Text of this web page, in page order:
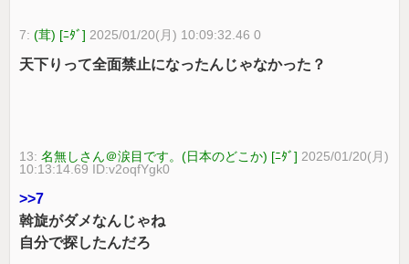
7:(茸) [ﾆﾀﾞ] 2025/01/20(月) 10:09:32.46 0
天下りって全面禁止になったんじゃなかった？
13:名無しさん＠涙目です。(日本のどこか) [ﾆﾀﾞ] 2025/01/20(月)
10:13:14.69 ID:v2oqfYgk0
>>7
斡旋がダメなんじゃね
自分で探したんだろ